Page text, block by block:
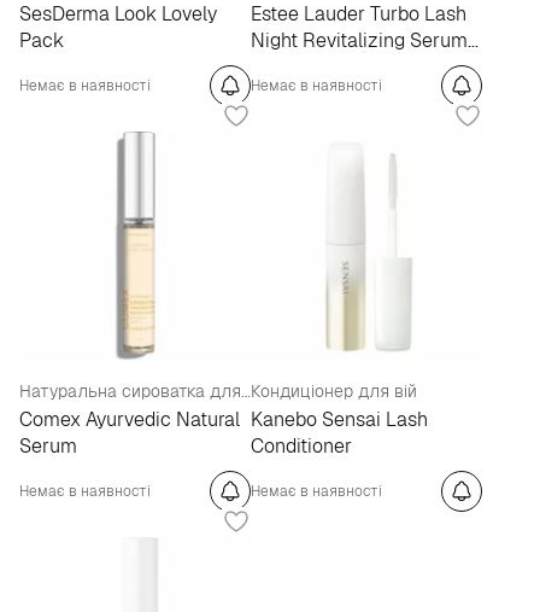
SesDerma Look Lovely
Pack
Немає в наявності
Estee Lauder Turbo Lash
Night Revitalizing Serum
Немає в наявності
Натуральна сироватка для росту вій та брів з арганою
Comex Ayurvedic Natural
Serum
Немає в наявності
Кондиціонер для вій
Kanebo Sensai Lash
Conditioner
Немає в наявності